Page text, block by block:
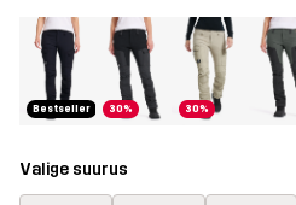
Bestseller 30% 30%
Valige suurus